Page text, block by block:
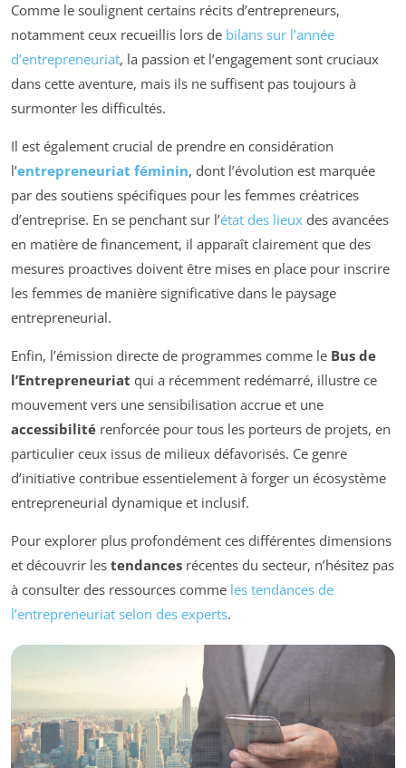
Comme le soulignent certains récits d’entrepreneurs,
notamment ceux recueillis lors de bilans sur l’année
d’entrepreneuriat, la passion et l’engagement sont cruciaux
dans cette aventure, mais ils ne suffisent pas toujours à
surmonter les difficultés.
Il est également crucial de prendre en considération
l’entrepreneuriat féminin, dont l’évolution est marquée
par des soutiens spécifiques pour les femmes créatrices
d’entreprise. En se penchant sur l’état des lieux des avancées
en matière de financement, il apparaît clairement que des
mesures proactives doivent être mises en place pour inscrire
les femmes de manière significative dans le paysage
entrepreneurial.
Enfin, l’émission directe de programmes comme le Bus de
l’Entrepreneuriat qui a récemment redémarré, illustre ce
mouvement vers une sensibilisation accrue et une
accessibilité renforcée pour tous les porteurs de projets, en
particulier ceux issus de milieux défavorisés. Ce genre
d’initiative contribue essentielement à forger un écosystème
entrepreneurial dynamique et inclusif.
Pour explorer plus profondément ces différentes dimensions
et découvrir les tendances récentes du secteur, n’hésitez pas
à consulter des ressources comme les tendances de
l’entrepreneuriat selon des experts.